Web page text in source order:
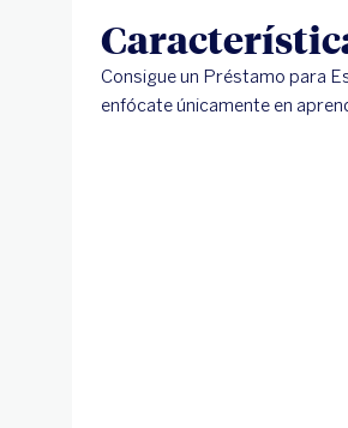
Consigue un Préstamo para
enfócate únicamente en